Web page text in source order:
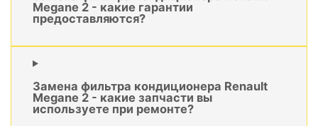
Megane 2 - какие гарантии
предоставляются?
Замена фильтра кондиционера Renault
Megane 2 - какие запчасти вы
используете при ремонте?